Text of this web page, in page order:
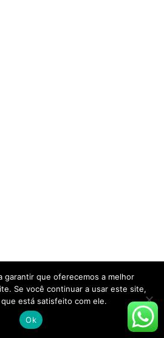
garantir que oferecemos a melhor
Se você continuar a usar este site,
está satisfeito com ele.
Ok